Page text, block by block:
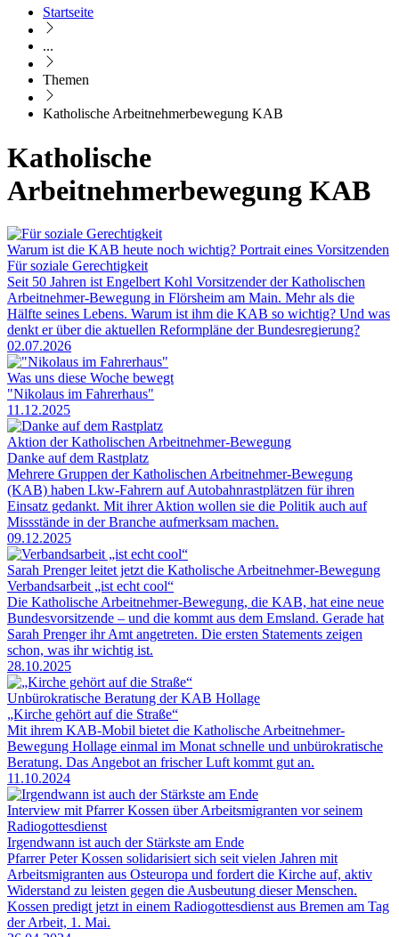
Startseite
...
Themen
Katholische Arbeitnehmerbewegung KAB
Katholische
Arbeitnehmerbewegung KAB
Warum ist die KAB heute noch wichtig? Portrait eines Vorsitzenden
Für soziale Gerechtigkeit
Seit 50 Jahren ist Engelbert Kohl Vorsitzender der Katholischen
Arbeitnehmer-Bewegung in Flörsheim am Main. Mehr als die
Hälfte seines Lebens. Warum ist ihm die KAB so wichtig? Und was
denkt er über die aktuellen Reformpläne der Bundesregierung?
02.07.2026
Was uns diese Woche bewegt
"Nikolaus im Fahrerhaus"
11.12.2025
Aktion der Katholischen Arbeitnehmer-Bewegung
Danke auf dem Rastplatz
Mehrere Gruppen der Katholischen Arbeitnehmer-Bewegung
(KAB) haben Lkw-Fahrern auf Autobahnrastplätzen für ihren
Einsatz gedankt. Mit ihrer Aktion wollen sie die Politik auch auf
Missstände in der Branche aufmerksam machen.
09.12.2025
Sarah Prenger leitet jetzt die Katholische Arbeitnehmer-Bewegung
Verbandsarbeit „ist echt cool“
Die Katholische Arbeitnehmer-Bewegung, die KAB, hat eine neue
Bundesvorsitzende – und die kommt aus dem Emsland. Gerade hat
Sarah Prenger ihr Amt angetreten. Die ersten Statements zeigen
schon, was ihr wichtig ist.
28.10.2025
Unbürokratische Beratung der KAB Hollage
„Kirche gehört auf die Straße“
Mit ihrem KAB-Mobil bietet die Katholische Arbeitnehmer-
Bewegung Hollage einmal im Monat schnelle und unbürokratische
Beratung. Das Angebot an frischer Luft kommt gut an.
11.10.2024
Interview mit Pfarrer Kossen über Arbeitsmigranten vor seinem
Radiogottesdienst
Irgendwann ist auch der Stärkste am Ende
Pfarrer Peter Kossen solidarisiert sich seit vielen Jahren mit
Arbeitsmigranten aus Osteuropa und fordert die Kirche auf, aktiv
Widerstand zu leisten gegen die Ausbeutung dieser Menschen.
Kossen predigt jetzt in einem Radiogottesdienst aus Bremen am Tag
der Arbeit, 1. Mai.